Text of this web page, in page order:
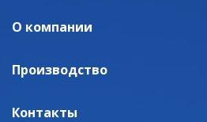
О компании
Производство
Контакты